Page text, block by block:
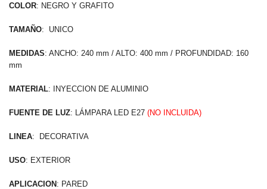
COLOR: NEGRO Y GRAFITO
TAMAÑO: UNICO
MEDIDAS: ANCHO: 240 mm / ALTO: 400 mm / PROFUNDIDAD: 160
mm
MATERIAL: INYECCION DE ALUMINIO
FUENTE DE LUZ: LÁMPARA LED E27 (NO INCLUIDA)
LINEA: DECORATIVA
USO: EXTERIOR
APLICACION: PARED